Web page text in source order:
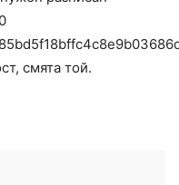
смята той.